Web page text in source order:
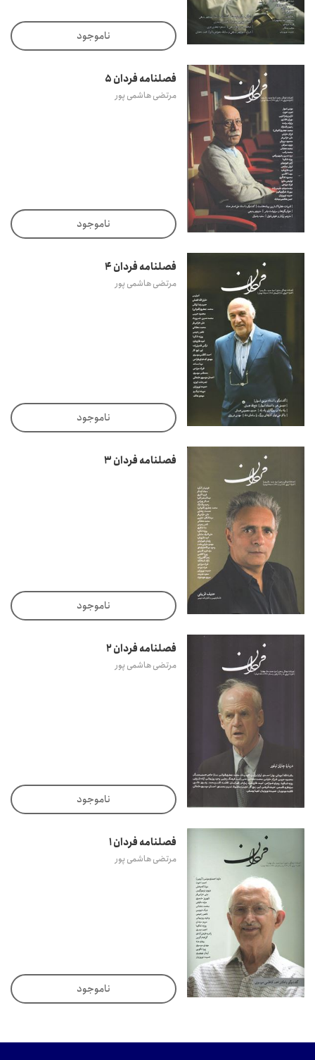
ناموجود
فصلنامه فردان 5
مرتضی هاشمی پور
ناموجود
فصلنامه فردان 4
مرتضی هاشمی پور
ناموجود
فصلنامه فردان 3
ناموجود
فصلنامه فردان 2
مرتضی هاشمی پور
ناموجود
فصلنامه فردان 1
مرتضی هاشمی پور
ناموجود